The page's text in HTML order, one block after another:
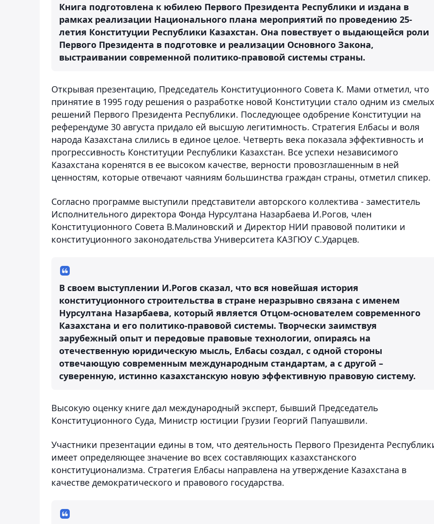
Книга подготовлена к юбилею Первого Президента Республики и издана в
рамках реализации Национального плана мероприятий по проведению 25-
летия Конституции Республики Казахстан. Она повествует о выдающейся роли
Первого Президента в подготовке и реализации Основного Закона,
выстраивании современной политико-правовой системы страны.
Открывая презентацию, Председатель Конституционного Совета К. Мами отметил, что
принятие в 1995 году решения о разработке новой Конституции стало одним из смелых
решений Первого Президента Республики. Последующее одобрение Конституции на
референдуме 30 августа придало ей высшую легитимность. Стратегия Елбасы и воля
народа Казахстана слились в единое целое. Четверть века показала эффективность и
прогрессивность Конституции Республики Казахстан. Все успехи независимого
Казахстана коренятся в ее высоком качестве, верности провозглашенным в ней
ценностям, которые отвечают чаяниям большинства граждан страны, отметил спикер.
Согласно программе выступили представители авторского коллектива - заместитель
Исполнительного директора Фонда Нурсултана Назарбаева И.Рогов, член
Конституционного Совета В.Малиновский и Директор НИИ правовой политики и
конституционного законодательства Университета КАЗГЮУ С.Ударцев.
В своем выступлении И.Рогов сказал, что вся новейшая история
конституционного строительства в стране неразрывно связана с именем
Нурсултана Назарбаева, который является Отцом-основателем современного
Казахстана и его политико-правовой системы. Творчески заимствуя
зарубежный опыт и передовые правовые технологии, опираясь на
отечественную юридическую мысль, Елбасы создал, с одной стороны
отвечающую современным международным стандартам, а с другой –
суверенную, истинно казахстанскую новую эффективную правовую систему.
Высокую оценку книге дал международный эксперт, бывший Председатель
Конституционного Суда, Министр юстиции Грузии Георгий Папуашвили.
Участники презентации едины в том, что деятельность Первого Президента
имеет определяющее значение во всех составляющих казахстанского
конституционализма. Стратегия Елбасы направлена на утверждение Казахстана в
качестве демократического и правового государства.